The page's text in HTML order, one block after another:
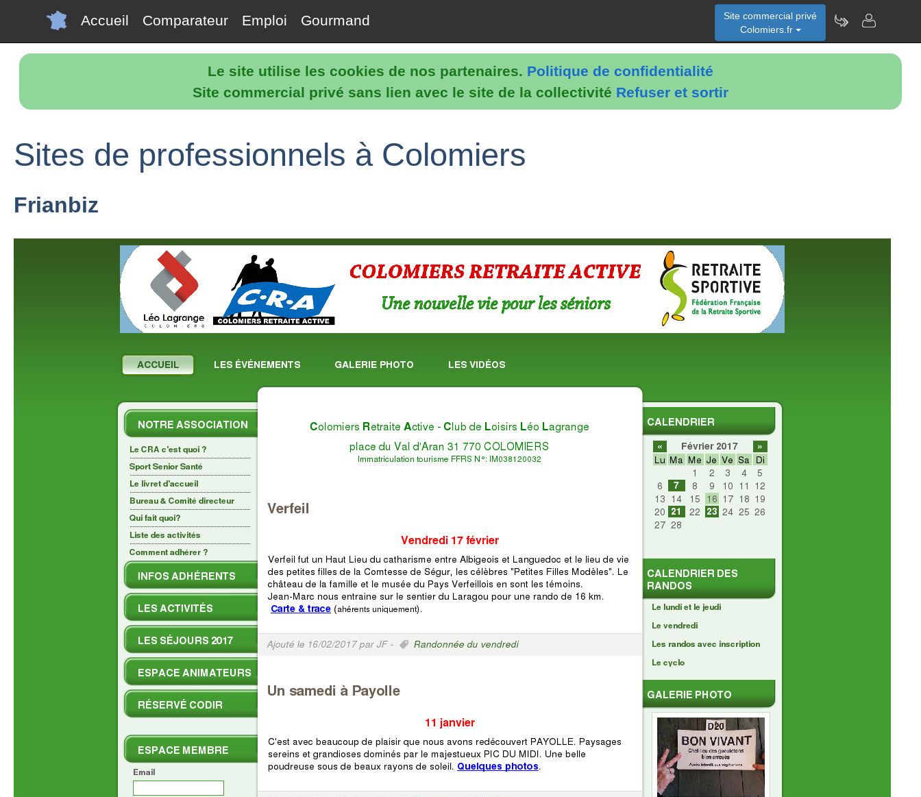
Le site utilise les cookies de nos partenaires. Politique de confidentialité
Site commercial privé sans lien avec le site de la collectivité Refuser et sortir
Accueil Comparateur Emploi Gourmand
Site commercial privé
Colomiers.fr
Sites de professionnels à Colomiers
Frianbiz